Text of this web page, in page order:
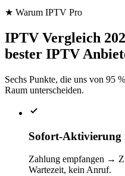
★ Warum IPTV Pro
IPTV Vergleich
bester IPTV
Sechs Punkte, die uns von 95
Raum unterscheiden.
Sofort-Aktivierung
Zahlung empfangen →
Wartezeit, kein Anruf.